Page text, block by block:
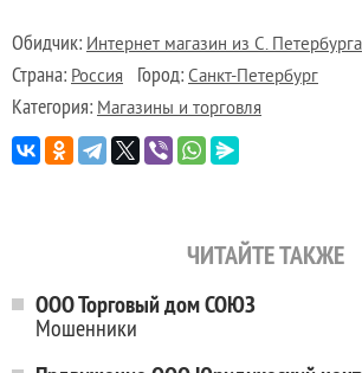
Обидчик: Интернет магазин из С. Петербурга
Страна: Россия Город: Санкт-Петербург
Категория: Магазины и торговля
ЧИТАЙТЕ ТАКЖЕ
ООО Торговый дом СОЮЗ
Мошенники